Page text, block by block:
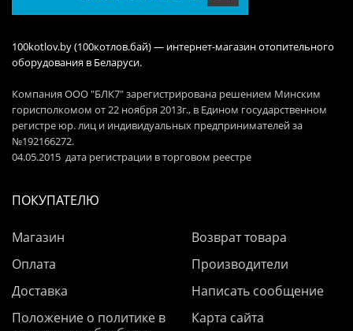
100kotlov.by (100котлов.бай) — интернет-магазин отопительного
оборудования в Беларуси.
Компания ООО "БЛК7" зарегистрирована решением Минским
горисполкомом от 22 ноября 2013г., в Едином государственном
регистре юр. лиц и индивидуальных предпринимателей за
№192166272.
04.05.2015 дата регистрации в торговом реестре
ПОКУПАТЕЛЮ
Магазин
Оплата
Доставка
Положение о политике в
Возврат товара
Производители
Написать сообщение
Карта сайта